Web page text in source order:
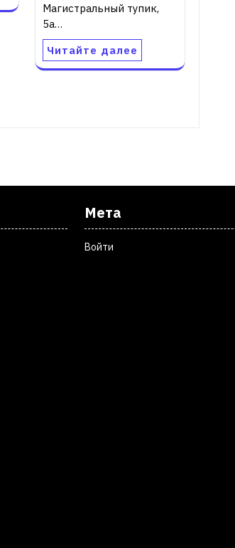
Магистральный тупик,
5а…
Читайте далее
Мета
Войти